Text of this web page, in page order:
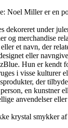
Noel Miller er en
under
merchandise
et navn, der
eller
Hun er kendt
i visse kulturer
der
en kunstner
anvendelser
krystal